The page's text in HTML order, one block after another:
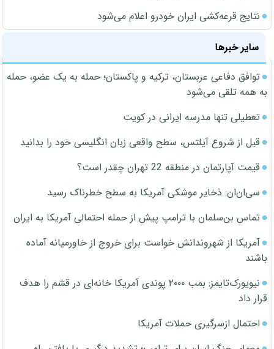
نتایج قرعه‌کشی ایران خودرو اعلام می‌شود
سایر خبرها
توافق دفاعی عربستان، ترکیه و پاکستان؛ حمله به یک عضو، حمله
به همه تلقی می‌شود
تعطیلی تنها مدرسه ایرانی در کویت
قبل از شروع آیلتس، سطح واقعی زبان انگلیسی خود را بدانید
قیمت آپارتمان در منطقه 22 تهران چقدر است؟
سی‌ان‌ان: ذخایر موشکی آمریکا به سطح خطرناک رسید
تماس بن‌سلمان با ترامپ پیش از حمله احتمالی آمریکا به ایران
آمریکا از شهروندانش خواست برای خروج از خاورمیانه آماده
باشند
نیویورک‌تایمز: بمب ۲۰۰۰ پوندی آمریکا خانه‌ای در قشم را هدف
قرار داد
احتمال ازسرگیری حملات آمریکا